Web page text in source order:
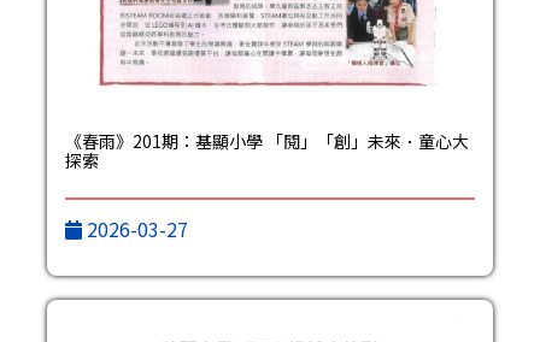
《春雨》201期：基顯小學 「閱」「創」未來．童心大
探索
2026-03-27